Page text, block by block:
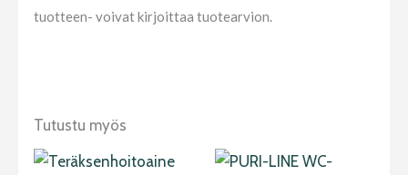
tuotteen- voivat kirjoittaa tuotearvion.
Tutustu myös